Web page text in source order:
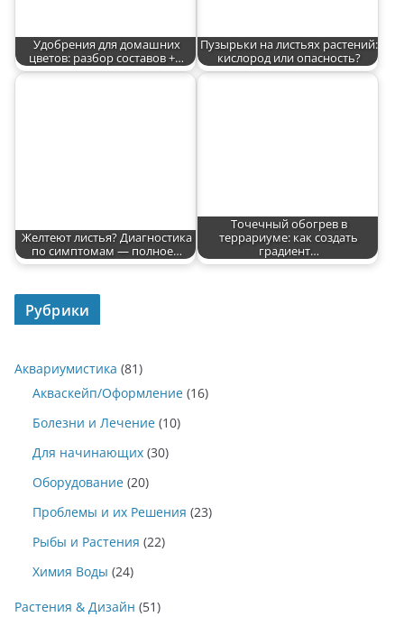
Удобрения для домашних
цветов: разбор составов +…
Пузырьки на листьях растений:
кислород или опасность?
Желтеют листья? Диагностика
по симптомам — полное…
Точечный обогрев в
террариуме: как создать
градиент…
Рубрики
Аквариумистика (81)
Акваскейп/Оформление (16)
Болезни и Лечение (10)
Для начинающих (30)
Оборудование (20)
Проблемы и их Решения (23)
Рыбы и Растения (22)
Химия Воды (24)
Растения & Дизайн (51)